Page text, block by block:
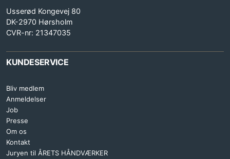
Usserød Kongevej 80
DK-2970 Hørsholm
CVR-nr: 21347035
KUNDESERVICE
Bliv medlem
Anmeldelser
Job
Presse
Om os
Kontakt
Juryen til ÅRETS HÅNDVÆRKER